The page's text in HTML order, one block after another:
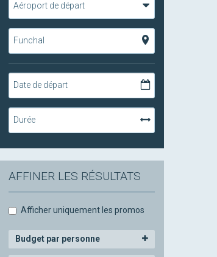
Aéroport de départ
Funchal
Date de départ
Durée
AFFINER LES RÉSULTATS
Afficher uniquement les promos
Budget par personne